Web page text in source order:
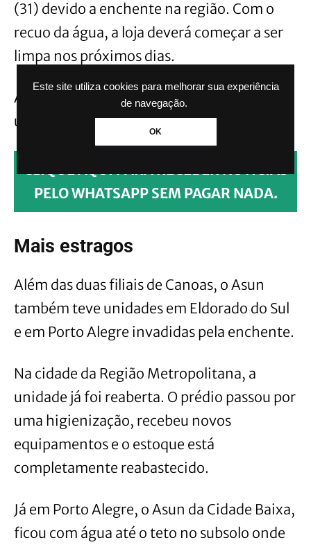
Este site utiliza cookies para melhorar sua experiência
de navegação.
OK
(31) devido a enchente na região. Com o
recuo da água, a loja deverá começar a ser
limpa nos próximos dias.
Ainda não há previsão de reabertura das
unidades.
CLIQUE AQUI PARA RECEBER NOTÍCIAS
PELO WHATSAPP SEM PAGAR NADA.
Mais estragos
Além das duas filiais de Canoas, o Asun
também teve unidades em Eldorado do Sul
e em Porto Alegre invadidas pela enchente.
Na cidade da Região Metropolitana, a
unidade já foi reaberta. O prédio passou por
uma higienização, recebeu novos
equipamentos e o estoque está
completamente reabastecido.
Já em Porto Alegre, o Asun da Cidade Baixa,
ficou com água até o teto no subsolo onde